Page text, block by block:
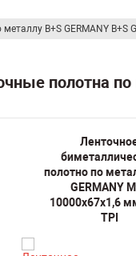
B+S GERMANY B+S
полотна по
полотно по
GERMANY
10000х67х1,6
TPI